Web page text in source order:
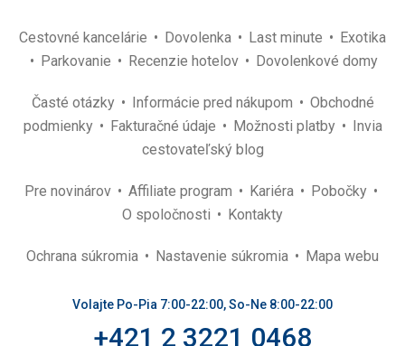
Cestovné kancelárie Dovolenka Last minute
Exotika
Parkovanie
Recenzie hotelov Dovolenkové domy
Časté otázky Informácie pred nákupom
Obchodné
podmienky
Fakturačné údaje Možnosti platby
Invia
cestovateľský blog
Pre novinárov Affiliate program Kariéra
Pobočky
O spoločnosti
Kontakty
Ochrana súkromia Nastavenie súkromia Mapa webu
Volajte Po-Pia 7:00-22:00, So-Ne 8:00-22:00
+421 2 3221 0468